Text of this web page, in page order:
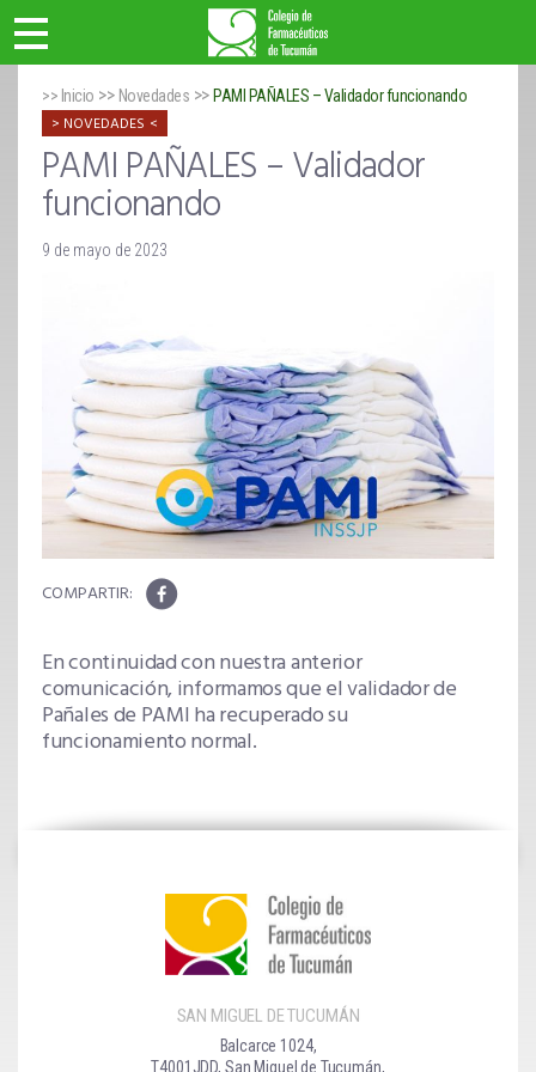
>> Inicio >> Novedades >> PAMI PAÑALES – Validador funcionando
NOVEDADES
PAMI PAÑALES – Validador
funcionando
9 de mayo de 2023
En continuidad con nuestra anterior
comunicación, informamos que el validador de
Pañales de PAMI ha recuperado su
funcionamiento normal.
SAN MIGUEL DE TUCUMÁN
Balcarce 1024,
T4001JDD, San Miguel de Tucumán,